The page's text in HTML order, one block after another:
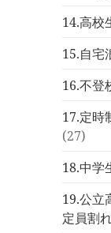
14.高校
15.自宅
16.不登
17.定時
(27)
18.中学
19.公立
定員割